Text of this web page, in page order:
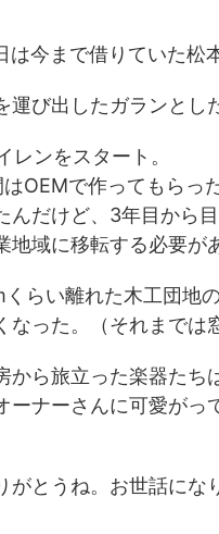
は今まで借りていた松
運び出したガランとし
レンをスタート。
OEMで作ってもらっ
んだけど、3年目から
地域に移転する必要が
らい離れた木工団地
なった。（それまでは
から旅立った楽器たち
ーナーさんに可愛が
がとうね。お世話に